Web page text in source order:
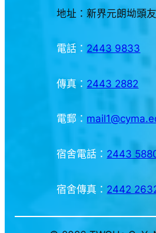
地址：新界元朗坳頭
電話： 2443 9833
傳真： 2443 2882
電郵：
宿舍電話： 2443
宿舍傳真： 2442